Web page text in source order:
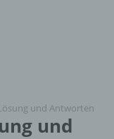
und Antworten
und